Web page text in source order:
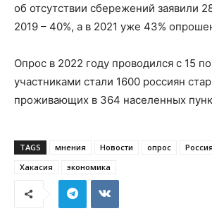
об отсутствии сбережений заявили
2019 – 40%, а в 2021 уже 43%
Опрос в 2022 году проводился с 15
участниками стали 1600 россиян
проживающих в 364 населенных
TAGS мнения Новости опрос Россия
Хакасия
экономика